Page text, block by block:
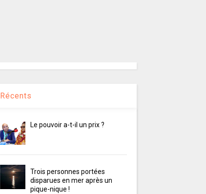
Récents
Le pouvoir a-t-il un prix ?
Trois personnes portées
disparues en mer après un
pique-nique !